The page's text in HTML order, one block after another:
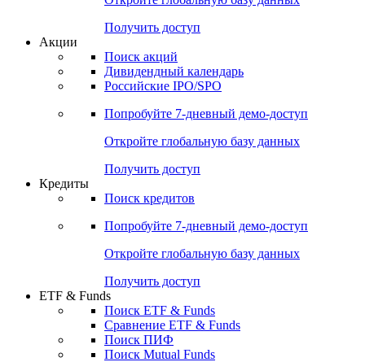
Получить доступ
Акции
Поиск акций
Дивидендный календарь
Российские IPO/SPO
Попробуйте 7-дневный демо-доступ
Откройте глобальную базу данных
Получить доступ
Кредиты
Поиск кредитов
Попробуйте 7-дневный демо-доступ
Откройте глобальную базу данных
Получить доступ
ETF & Funds
Поиск ETF & Funds
Сравнение ETF & Funds
Поиск ПИФ
Поиск Mutual Funds